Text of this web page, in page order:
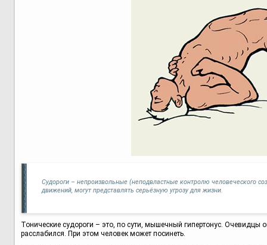
Судороги – непроизвольные (неподвластные контролю человеческого
движений, могут представлять серьёзную угрозу для жизни.
Тонические судороги – это, по сути, мышечный гипертонус. Очевидцы
расслабился. При этом человек может посинеть.